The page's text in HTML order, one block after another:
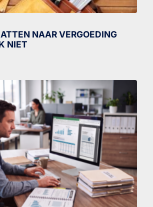
NAAR VERGOEDING
NIET